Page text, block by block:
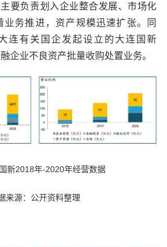
要负责划入企业整合发展、市场化
业务推进，资产规模迅速扩张。同
连有关国企发起设立的大连国新
企业不良资产批量收购处置业务。
新2018年-2020年经营数据
来源：公开资料整理